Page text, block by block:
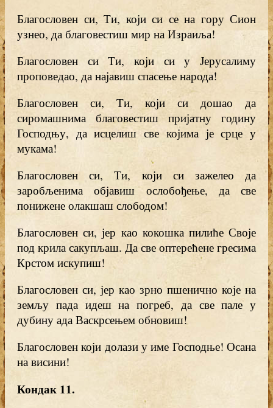
Благословен си, Ти, који си се на гору Сион
узнео, да благовестиш мир на Израиља!
Благословен си Ти, који си у Јерусалиму
проповедао, да најавиш спасење народа!
Благословен си, Ти, који си дошао да
сиромашнима благовестиш пријатну годину
Господњу, да исцелиш све којима је срце у
мукама!
Благословен си, Ти, који си зажелео да
заробљенима објавиш ослобођење, да све
понижене олакшаш слободом!
Благословен си, јер као кокошка пилиће Своје
под крила сакупљаш. Да све оптерећене гресима
Крстом искупиш!
Благословен си, јер као зрно пшенично које на
земљу пада идеш на погреб, да све пале у
дубину ада Васкрсењем обновиш!
Благословен који долази у име Господње! Осана
на висини!
Кондак 11.